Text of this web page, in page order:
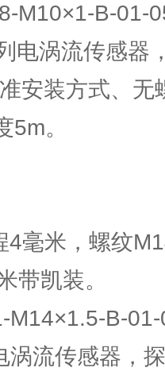
M10×1-B-01-
电涡流传感器
安装方式、无
。
4毫米，螺纹
带凯装。
M14×1.5-B-
涡流传感器，